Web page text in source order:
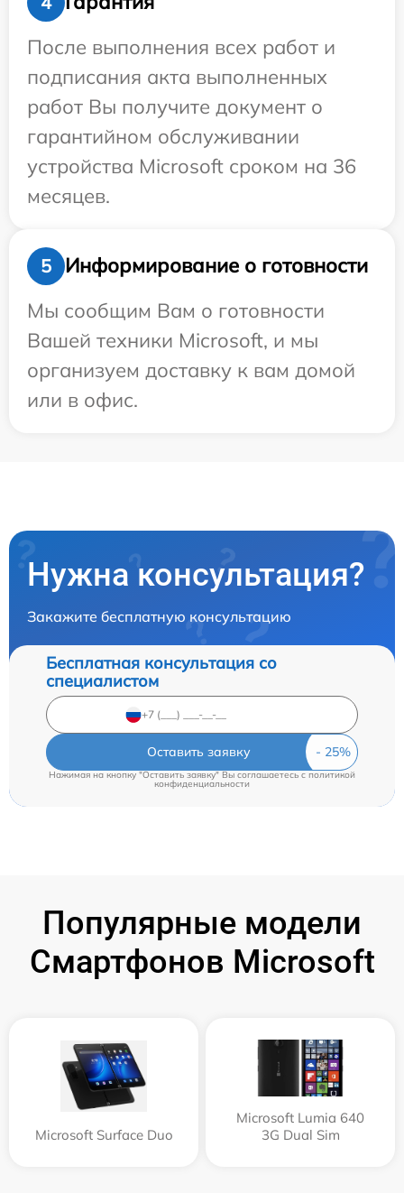
После выполнения всех работ и
подписания акта выполненных
работ Вы получите документ о
гарантийном обслуживании
устройства Microsoft сроком на 36
месяцев.
5
Информирование о готовности
Мы сообщим Вам о готовности
Вашей техники Microsoft, и мы
организуем доставку к вам домой
или в офис.
Нужна консультация?
Закажите бесплатную консультацию
Бесплатная консультация со
специалистом
Оставить заявку
Нажимая на кнопку "Оставить заявку" Вы соглашаетесь cполитикой
конфиденциальности
Популярные модели
Смартфонов Microsoft
Microsoft Surface Duo
Microsoft Lumia 640
3G Dual Sim